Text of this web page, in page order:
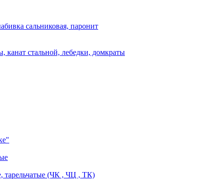
сальниковая, паронит
канат стальной, лебедки, домкраты
тарельчатые (ЧК , ЧЦ , ТК)